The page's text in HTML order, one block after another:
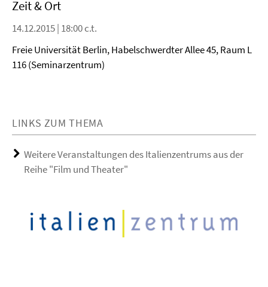
Zeit & Ort
14.12.2015 | 18:00 c.t.
Freie Universität Berlin, Habelschwerdter Allee 45, Raum L
116 (Seminarzentrum)
LINKS ZUM THEMA
Weitere Veranstaltungen des Italienzentrums aus der
Reihe "Film und Theater"